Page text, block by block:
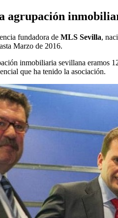
agrupación
fundadora de MLS Sevilla,
Marzo de 2016.
inmobiliaria sevillana eramos
que ha tenido la asociación.